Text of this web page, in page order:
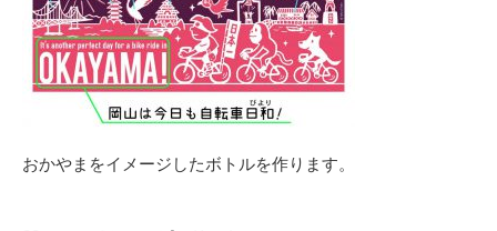
おかやまをイメージしたボトルを作ります。